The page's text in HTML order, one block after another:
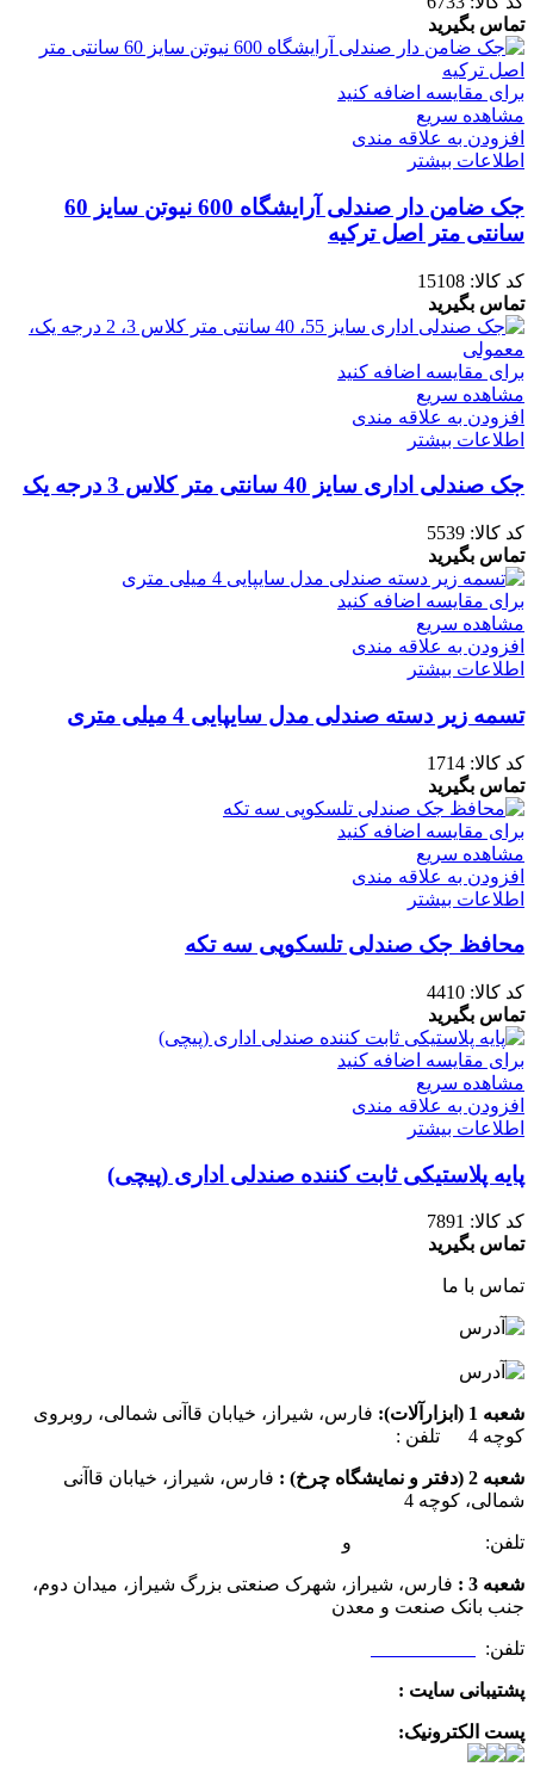
تماس بگیرید
برای مقایسه اضافه کنید
مشاهده سریع
افزودن به علاقه مندی
اطلاعات بیشتر
جک ضامن دار صندلی آرایشگاه 600 نیوتن سایز 60
سانتی متر اصل ترکیه
کد کالا: 15108
تماس بگیرید
برای مقایسه اضافه کنید
مشاهده سریع
افزودن به علاقه مندی
اطلاعات بیشتر
جک صندلی اداری سایز 40 سانتی متر کلاس 3 درجه یک
کد کالا: 5539
تماس بگیرید
برای مقایسه اضافه کنید
مشاهده سریع
افزودن به علاقه مندی
اطلاعات بیشتر
تسمه زیر دسته صندلی مدل سایپایی 4 میلی متری
کد کالا: 1714
تماس بگیرید
برای مقایسه اضافه کنید
مشاهده سریع
افزودن به علاقه مندی
اطلاعات بیشتر
محافظ جک صندلی تلسکوپی سه تکه
کد کالا: 4410
تماس بگیرید
برای مقایسه اضافه کنید
مشاهده سریع
افزودن به علاقه مندی
اطلاعات بیشتر
پایه پلاستیکی ثابت کننده صندلی اداری (پیچی)
کد کالا: 7891
تماس بگیرید
تماس با ما
شعبه 1 (ابزارآلات):
فارس، شیراز، خیابان قاآنی شمالی، روبروی
کوچه 4 تلفن :
شعبه 2 (دفتر و نمایشگاه چرخ) :
فارس، شیراز، خیابان قاآنی
شمالی، کوچه 4
تلفن: و
شعبه 3 :
فارس، شیراز، شهرک صنعتی بزرگ شیراز، میدان دوم،
جنب بانک صنعت و معدن
تلفن:
پشتیبانی سایت :
پست الکترونیک: